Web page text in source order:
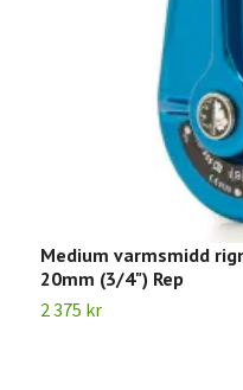
Medium varmsmidd
20mm (3/4") Rep
2 375 kr